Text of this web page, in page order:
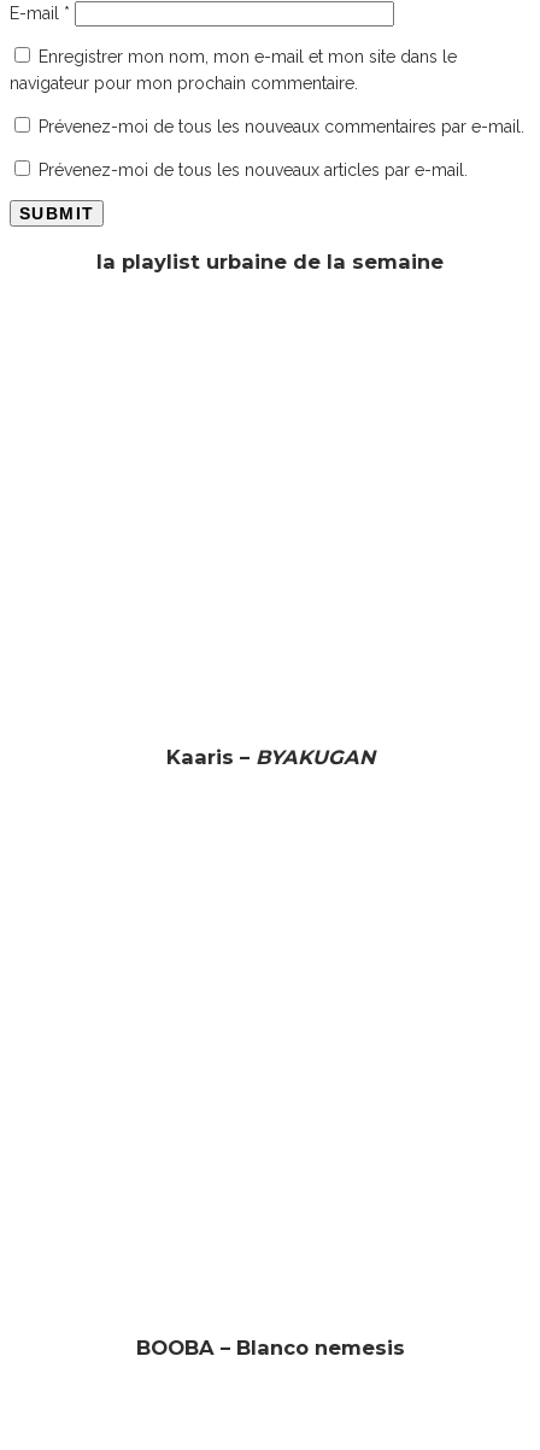
E-mail *
Enregistrer mon nom, mon e-mail et mon site dans le
navigateur pour mon prochain commentaire.
Prévenez-moi de tous les nouveaux commentaires par e-mail.
Prévenez-moi de tous les nouveaux articles par e-mail.
la playlist urbaine de la semaine
Kaaris – BYAKUGAN
BOOBA – Blanco nemesis